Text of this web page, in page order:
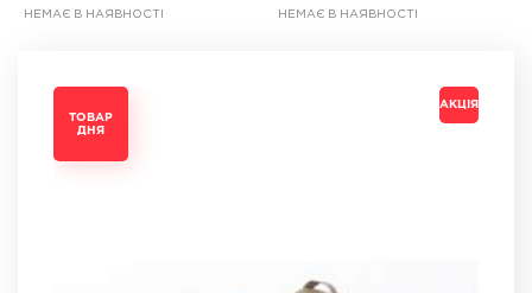
НЕМАЄ В НАЯВНОСТІ
НЕМАЄ В НАЯВНОСТІ
ТОВАР
ДНЯ
АКЦІЯ
ТОВАР
ДНЯ
АКЦІЯ
ТОВАР
ДНЯ
АКЦІЯ
ТОВАР
ДНЯ
АКЦІЯ